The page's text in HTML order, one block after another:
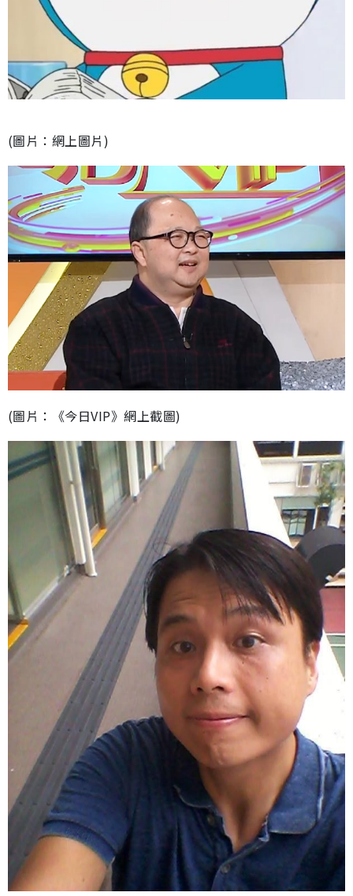
(圖片：網上圖片)
(圖片：《今日VIP》網上截圖)